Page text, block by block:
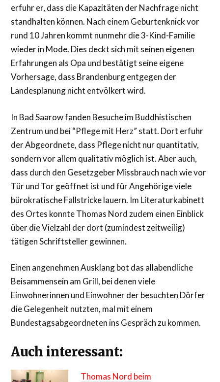
erfuhr er, dass die Kapazitäten der Nachfrage nicht
standhalten können. Nach einem Geburtenknick vor
rund 10 Jahren kommt nunmehr die 3-Kind-Familie
wieder in Mode. Dies deckt sich mit seinen eigenen
Erfahrungen als Opa und bestätigt seine eigene
Vorhersage, dass Brandenburg entgegen der
Landesplanung nicht entvölkert wird.
In Bad Saarow fanden Besuche im Buddhistischen
Zentrum und bei “Pflege mit Herz” statt. Dort erfuhr
der Abgeordnete, dass Pflege nicht nur quantitativ,
sondern vor allem qualitativ möglich ist. Aber auch,
dass durch den Gesetzgeber Missbrauch nach wie vor
Tür und Tor geöffnet ist und für Angehörige viele
bürokratische Fallstricke lauern. Im Literaturkabinett
des Ortes konnte Thomas Nord zudem einen Einblick
über die Vielzahl der dort (zumindest zeitweilig)
tätigen Schriftsteller gewinnen.
Einen angenehmen Ausklang bot das allabendliche
Beisammensein am Grill, bei denen viele
Einwohnerinnen und Einwohner der besuchten Dörfer
die Gelegenheit nutzten, mal mit einem
Bundestagsabgeordneten ins Gespräch zu kommen.
Auch interessant:
Thomas Nord beim